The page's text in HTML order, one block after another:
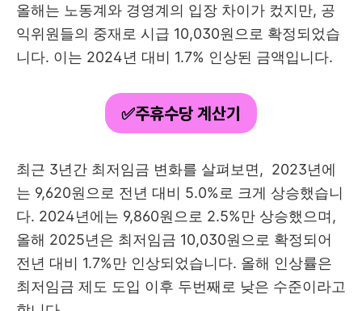
올해는 노동계와 경영계의 입장 차이가 컸지만, 공
익위원들의 중재로 시급 10,030원으로 확정되었습
니다. 이는 2024년 대비 1.7% 인상된 금액입니다.
✅주휴수당 계산기
최근 3년간 최저임금 변화를 살펴보면, 2023년에
는 9,620원으로 전년 대비 5.0%로 크게 상승했습니
다. 2024년에는 9,860원으로 2.5%만 상승했으며,
올해 2025년은 최저임금 10,030원으로 확정되어
전년 대비 1.7%만 인상되었습니다. 올해 인상률은
최저임금 제도 도입 이후 두번째로 낮은 수준이라고